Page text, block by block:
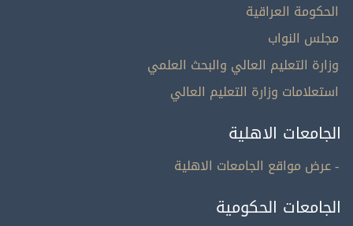
الحكومة العراقية
مجلس النواب
وزارة التعليم العالي والبحث العلمي
استعلامات وزارة التعليم العالي
الجامعات الاهلية
- عرض مواقع الجامعات الاهلية
الجامعات الحكومية